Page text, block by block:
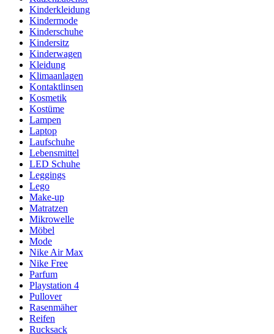
Kinderkleidung
Kindermode
Kinderschuhe
Kindersitz
Kinderwagen
Kleidung
Klimaanlagen
Kontaktlinsen
Kosmetik
Kostüme
Lampen
Laptop
Laufschuhe
Lebensmittel
LED Schuhe
Leggings
Lego
Make-up
Matratzen
Mikrowelle
Möbel
Mode
Nike Air Max
Nike Free
Parfum
Playstation 4
Pullover
Rasenmäher
Reifen
Rucksack